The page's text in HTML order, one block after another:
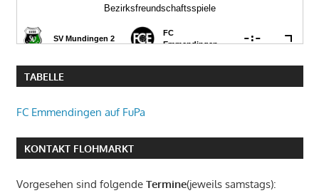
TABELLE
FC Emmendingen auf FuPa
KONTAKT FLOHMARKT
Vorgesehen sind folgende Termine(jeweils samstags):